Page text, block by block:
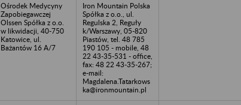
Ośrodek Medycyny
Zapobiegawczej
Olssen Spółka z o.o.
w likwidacji, 40-750
Katowice, ul.
Bażantów 16 A/7
Iron Mountain Polska
Spółka z o.o., ul.
Regulska 2, Reguły
k/Warszawy, 05-820
Piastów, tel. 48 785
190 105 - mobile, 48
22 43-35-531 - office,
fax: 48 22 43-35-267;
e-mail:
Magdalena.Tatarkows
ka@ironmountain.pl